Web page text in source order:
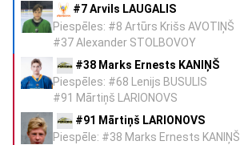
#7 Arvils LAUGALIS
Piespēles: #8 Artūrs Krišs AVOTIŅŠ
#37 Alexander STOLBOVOY
#38 Marks Ernests KANIŅŠ
Piespēles: #68 Lenijs BUSULIS
#91 Mārtiņš LARIONOVS
#91 Mārtiņš LARIONOVS
Piespēle: #38 Marks Ernests KANIŅŠ